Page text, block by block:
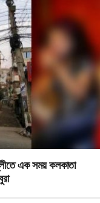
এক সময় কলকাতা